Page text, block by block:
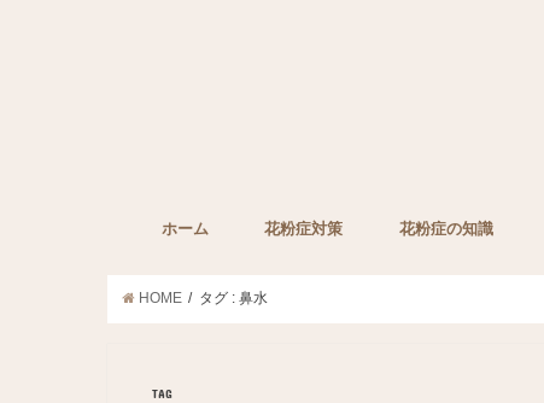
ホーム 花粉症対策 花粉症の知識
HOME タグ : 鼻水
TAG